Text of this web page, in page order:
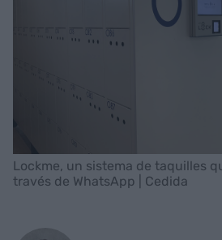
Lockme, un sistema de taquilles
través de WhatsApp | Cedida